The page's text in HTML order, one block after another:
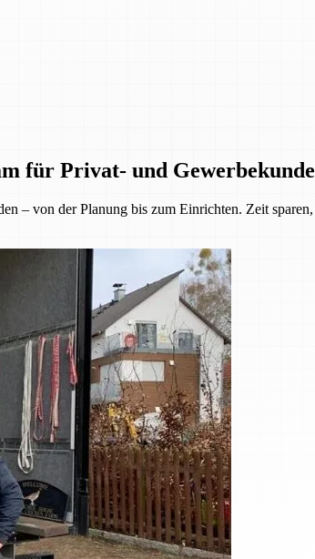
für Privat- und
– von der Planung bis zum Einrichten. Zeit sparen,